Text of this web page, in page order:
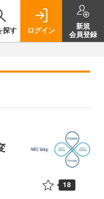
探す ログイン
新規
会員登録
18